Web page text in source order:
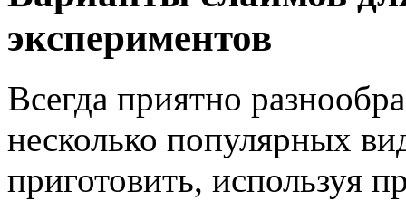
экспериментов
Всегда приятно
несколько популярных
приготовить, используя